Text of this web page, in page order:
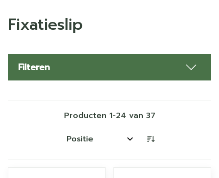
Fixatieslip
Filteren
Producten 1-24 van 37
Sorteer op: